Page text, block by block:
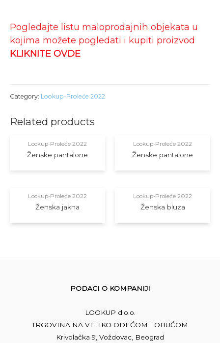
Pogledajte listu maloprodajnih objekata u
kojima možete pogledati i kupiti proizvod
KLIKNITE OVDE
Category: Lookup-Proleće 2022
Related products
Lookup-Proleće 2022
Ženske pantalone
Lookup-Proleće 2022
Ženske pantalone
Lookup-Proleće 2022
Ženska jakna
Lookup-Proleće 2022
Ženska bluza
PODACI O KOMPANIJI
LOOKUP d.o.o.
TRGOVINA NA VELIKO ODEĆOM I OBUĆOM
Krivolačka 9, Voždovac, Beograd